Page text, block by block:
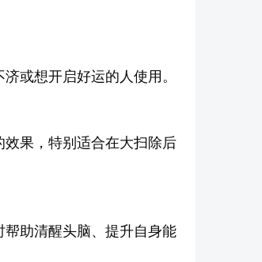
或想开启好运的人使用。
果，特别适合在大扫除后
助清醒头脑、提升自身能